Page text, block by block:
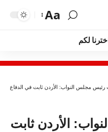
Aa
اخترنا لكم
رئيس مجلس النواب: الأردن ثابت في الدفاع عن
الأردن ثابت